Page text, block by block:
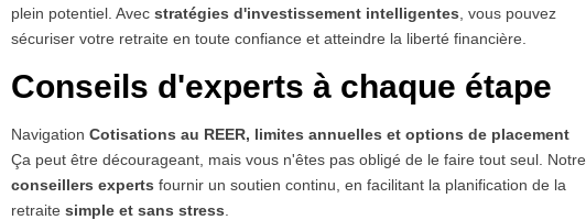
plein potentiel. Avec stratégies d'investissement intelligentes , vous pouvez
sécuriser votre retraite en toute confiance et atteindre la liberté financière.
Conseils d'experts à chaque étape
Navigation Cotisations au REER, limites annuelles et options de placement
Ça peut être décourageant, mais vous n'êtes pas obligé de le faire tout seul. Notre
conseillers experts fournir un soutien continu, en facilitant la planification de la
retraite simple et sans stress